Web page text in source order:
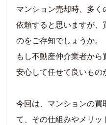
マンション売却時、多
依頼すると思いますが
のをご存知でしょうか。
もし不動産仲介業者から
安心して任せて良いもの
今回は、マンションの
て、その仕組みやメリ